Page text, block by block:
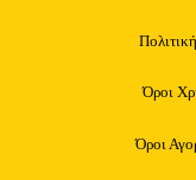
Όροι
Όροι